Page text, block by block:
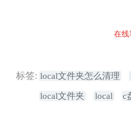
在线
标签: local文件夹怎么清理
local文件夹 local c